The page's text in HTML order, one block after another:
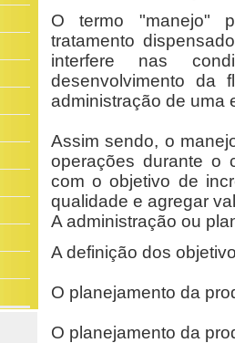
O termo "manejo"
tratamento
interfere nas
desenvolvimento da
administração de uma
Assim sendo, o
operações durante o
com o objetivo de
qualidade e agregar
A administração ou
A definição dos
O planejamento da
O planejamento da